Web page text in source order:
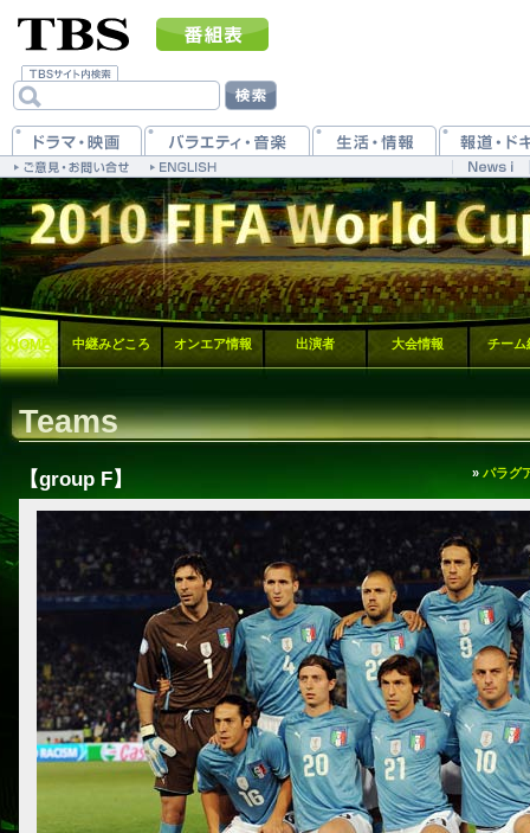
HOME 中継みどころ オンエア情報 出演者 大会情報 チーム
Teams
【group F】 » パラグ